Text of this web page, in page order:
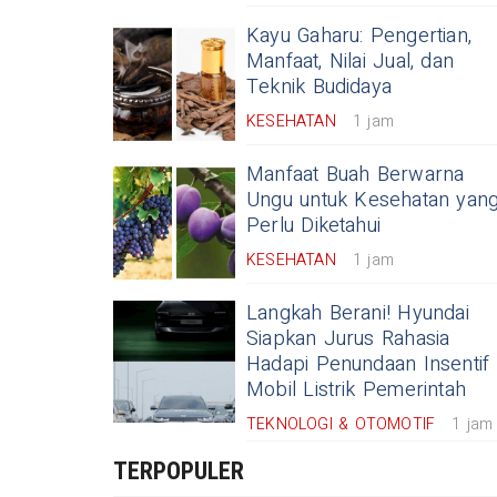
Kayu Gaharu: Pengertian,
Manfaat, Nilai Jual, dan
Teknik Budidaya
KESEHATAN 1 jam
Manfaat Buah Berwarna
Ungu untuk Kesehatan
Perlu Diketahui
KESEHATAN 1 jam
Langkah Berani! Hyundai
Siapkan Jurus Rahasia
Hadapi Penundaan Insentif
Mobil Listrik Pemerintah
TEKNOLOGI & OTOMOTIF 1 jam
TERPOPULER